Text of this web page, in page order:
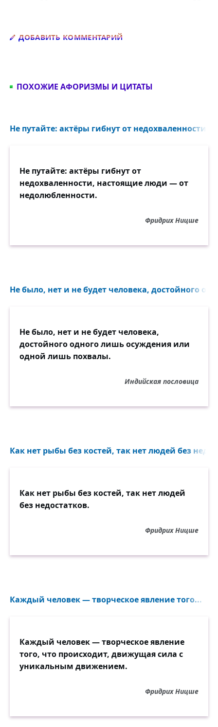
ДОБАВИТЬ КОММЕНТАРИЙ
ПОХОЖИЕ АФОРИЗМЫ И ЦИТАТЫ
Не путайте: актёры гибнут от недохваленности...
Не путайте: актёры гибнут от
недохваленности, настоящие люди — от
недолюбленности.
Фридрих Ницше
Не было, нет и не будет человека, достойного
Не было, нет и не будет человека,
достойного одного лишь осуждения или
одной лишь похвалы.
Индийская пословица
Как нет рыбы без костей, так нет людей без
Как нет рыбы без костей, так нет людей
без недостатков.
Фридрих Ницше
Каждый человек — творческое явление того...
Каждый человек — творческое явление
того, что происходит, движущая сила с
уникальным движением.
Фридрих Ницше